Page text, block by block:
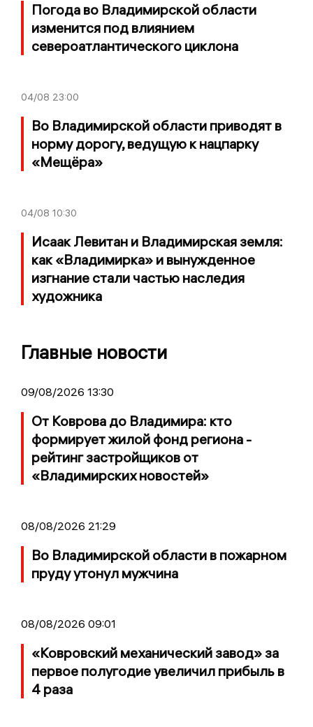
Погода во Владимирской области
изменится под влиянием
североатлантического циклона
04/08 23:00
Во Владимирской области приводят в
норму дорогу, ведущую к нацпарку
«Мещёра»
04/08 10:30
Исаак Левитан и Владимирская земля:
как «Владимирка» и вынужденное
изгнание стали частью наследия
художника
Главные новости
09/08/2026 13:30
От Коврова до Владимира: кто
формирует жилой фонд региона -
рейтинг застройщиков от
«Владимирских новостей»
08/08/2026 21:29
Во Владимирской области в пожарном
пруду утонул мужчина
08/08/2026 09:01
«Ковровский механический завод» за
первое полугодие увеличил прибыль в
4 раза